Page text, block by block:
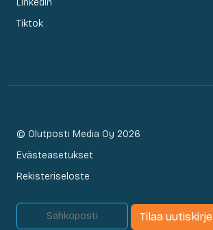
Tiktok
© Olutposti Media Oy 2026
Evästeasetukset
Rekisteriseloste
Tilaa uutiskirje